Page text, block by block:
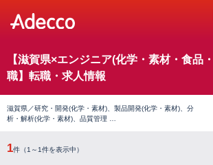
【滋賀県×エンジニア(化学・素材・食品
職】転職・求人情報
滋賀県／研究・開発(化学・素材)、製品開発(化学・素材)、分
析・解析(化学・素材)、品質管理 …
1件（1～1件を表示中）